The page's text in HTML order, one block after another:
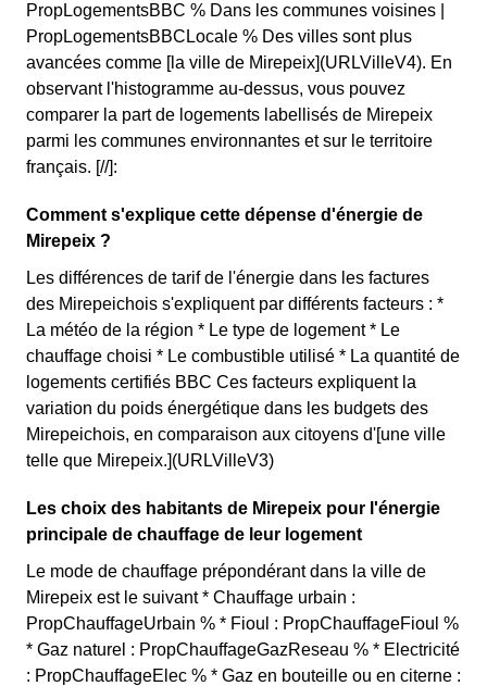
PropLogementsBBC % Dans les communes voisines |
PropLogementsBBCLocale % Des villes sont plus
avancées comme [la ville de Mirepeix](URLVilleV4). En
observant l'histogramme au-dessus, vous pouvez
comparer la part de logements labellisés de Mirepeix
parmi les communes environnantes et sur le territoire
français. [//]:
Comment s'explique cette dépense d'énergie de
Mirepeix ?
Les différences de tarif de l'énergie dans les factures
des Mirepeichois s'expliquent par différents facteurs : *
La météo de la région * Le type de logement * Le
chauffage choisi * Le combustible utilisé * La quantité de
logements certifiés BBC Ces facteurs expliquent la
variation du poids énergétique dans les budgets des
Mirepeichois, en comparaison aux citoyens d'[une ville
telle que Mirepeix.](URLVilleV3)
Les choix des habitants de Mirepeix pour l'énergie
principale de chauffage de leur logement
Le mode de chauffage prépondérant dans la ville de
Mirepeix est le suivant * Chauffage urbain :
PropChauffageUrbain % * Fioul : PropChauffageFioul %
* Gaz naturel : PropChauffageGazReseau % * Electricité
: PropChauffageElec % * Gaz en bouteille ou en citerne :